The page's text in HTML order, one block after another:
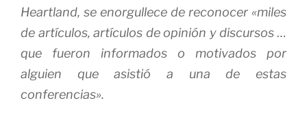
Heartland, se enorgullece de reconocer «miles
de artículos, artículos de opinión y discursos …
que fueron informados o motivados por
alguien que asistió a una de estas
conferencias».